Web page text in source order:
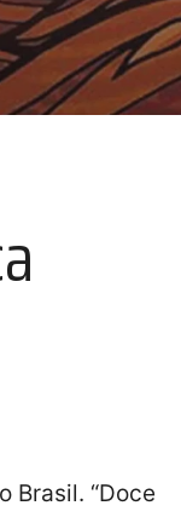
Brasil. “Doce